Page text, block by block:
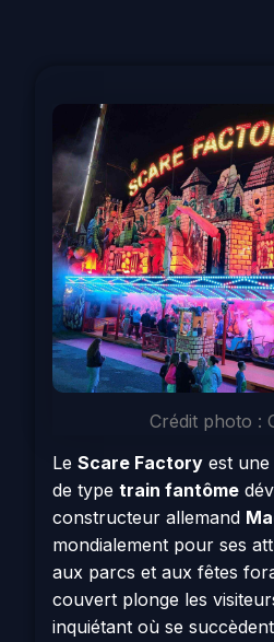
Crédit photo :
Le Scare Factory est
de type train fantôme
constructeur allemand
mondialement pour ses
aux parcs et aux fêtes
couvert plonge les
inquiétant où se